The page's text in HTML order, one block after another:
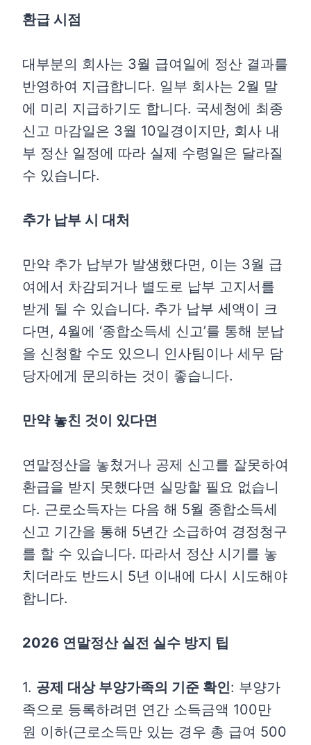
환급 시점
대부분의 회사는 3월 급여일에 정산 결과를
반영하여 지급합니다. 일부 회사는 2월 말
에 미리 지급하기도 합니다. 국세청에 최종
신고 마감일은 3월 10일경이지만, 회사 내
부 정산 일정에 따라 실제 수령일은 달라질
수 있습니다.
추가 납부 시 대처
만약 추가 납부가 발생했다면, 이는 3월 급
여에서 차감되거나 별도로 납부 고지서를
받게 될 수 있습니다. 추가 납부 세액이 크
다면, 4월에 ‘종합소득세 신고’를 통해 분납
을 신청할 수도 있으니 인사팀이나 세무 담
당자에게 문의하는 것이 좋습니다.
만약 놓친 것이 있다면
연말정산을 놓쳤거나 공제 신고를 잘못하여
환급을 받지 못했다면 실망할 필요 없습니
다. 근로소득자는 다음 해 5월 종합소득세
신고 기간을 통해 5년간 소급하여 경정청구
를 할 수 있습니다. 따라서 정산 시기를 놓
치더라도 반드시 5년 이내에 다시 시도해야
합니다.
2026 연말정산 실전 실수 방지 팁
1. 공제 대상 부양가족의 기준 확인: 부양가
족으로 등록하려면 연간 소득금액 100만
원 이하(근로소득만 있는 경우 총 급여 500